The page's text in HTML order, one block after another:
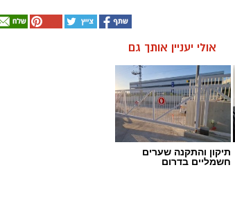
אולי יעניין אותך גם
תיקון והתקנה שערים
חשמליים בדרום